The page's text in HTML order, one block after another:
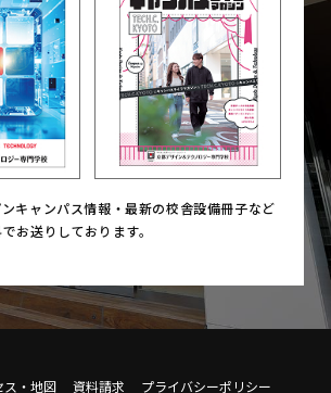
キャンパス情報・最新の校舎設備冊子など
お送りしております。
ス・地図 資料請求
プライバシーポリシー